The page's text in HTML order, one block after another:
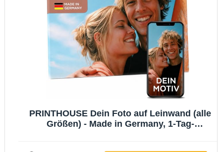
PRINTHOUSE Dein Foto auf Leinwand (alle
Größen) - Made in Germany, 1-Tag-